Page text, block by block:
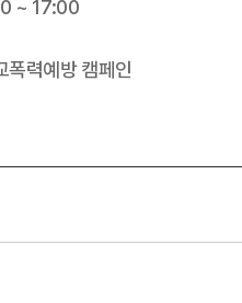
~ 17:00
력예방 캠페인